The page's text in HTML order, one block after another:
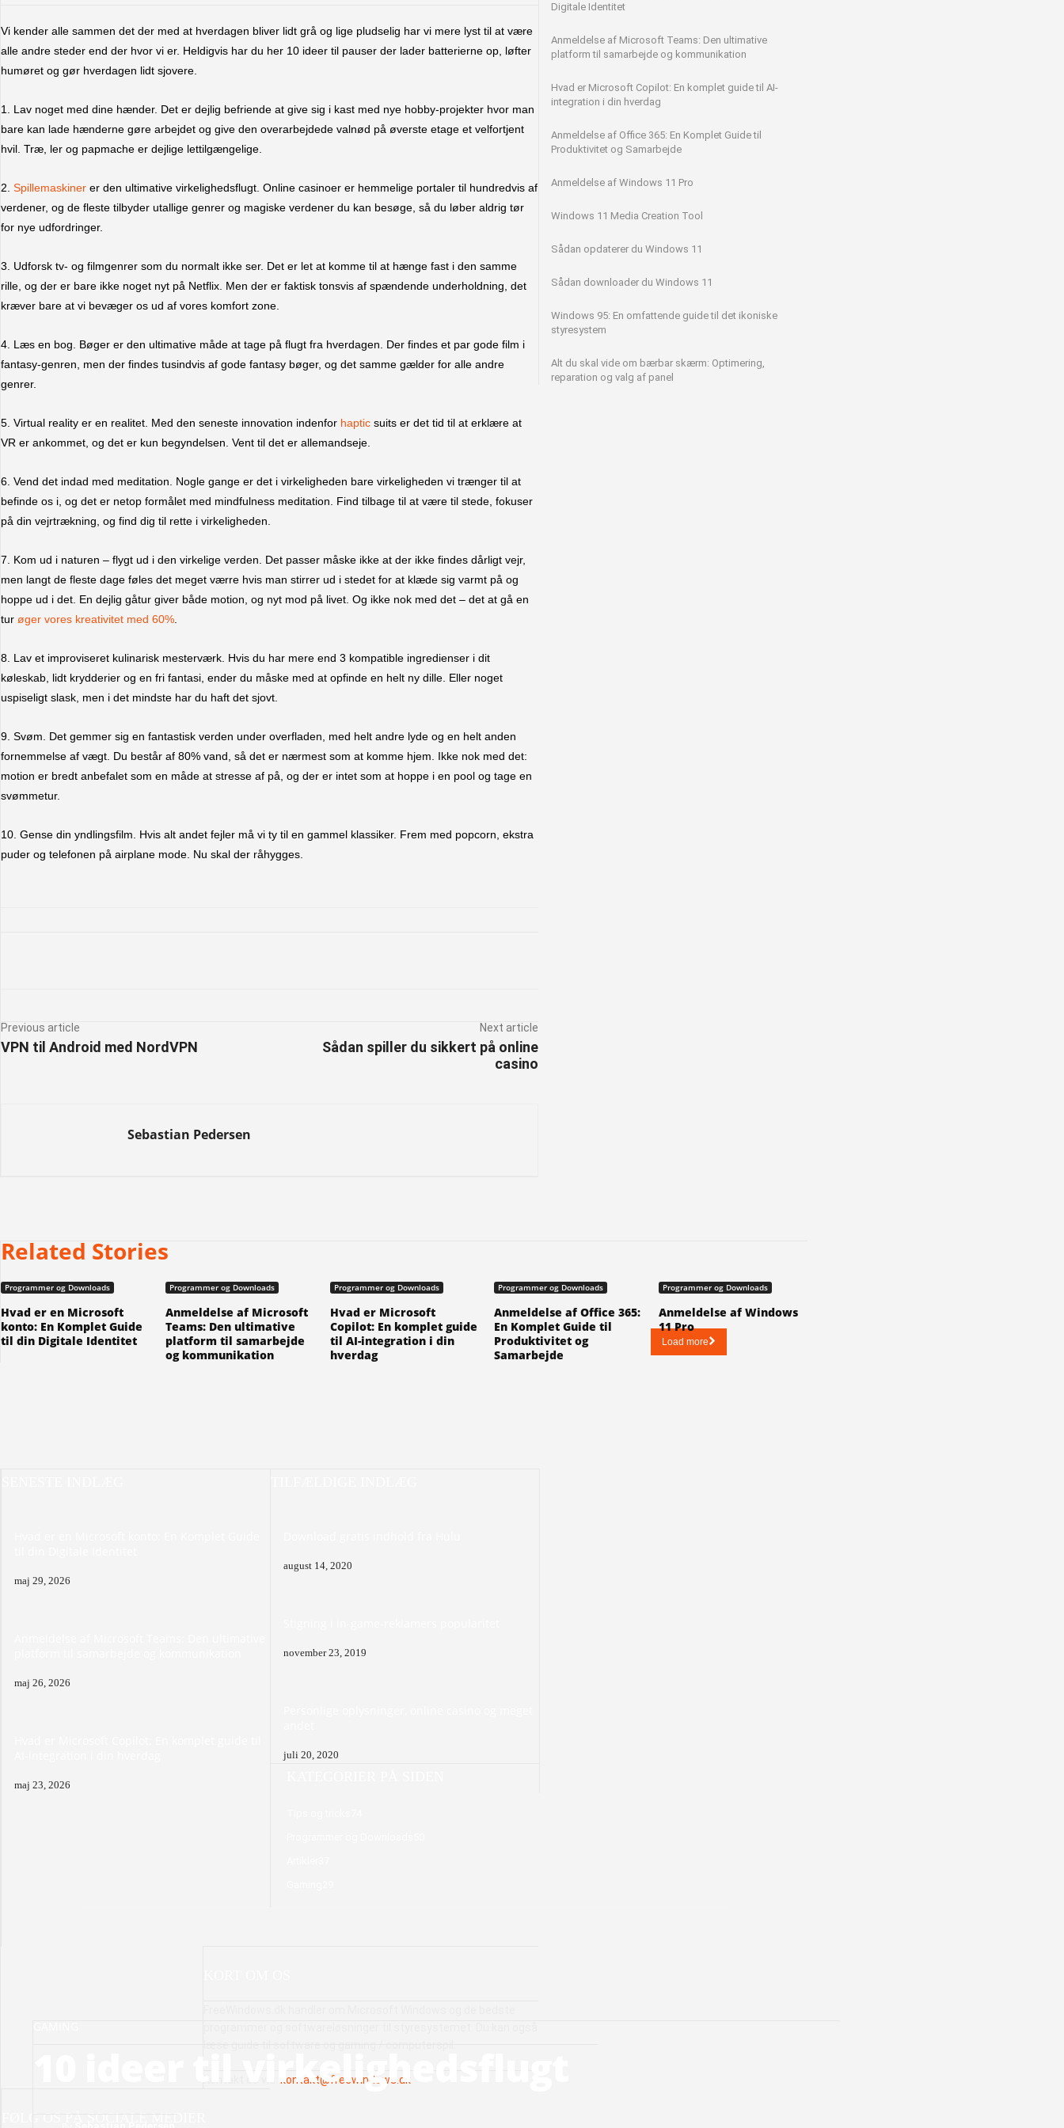
10 ideer til virkelighedsflugt
Vi kender alle sammen det der med at hverdagen bliver lidt grå og lige pludselig har vi mere lyst til at være
alle andre steder end der hvor vi er. Heldigvis har du her 10 ideer til pauser der lader batterierne op, løfter
humøret og gør hverdagen lidt sjovere.
1. Lav noget med dine hænder. Det er dejlig befriende at give sig i kast med nye hobby-projekter hvor man
bare kan lade hænderne gøre arbejdet og give den overarbejdede valnød på øverste etage et velfortjent
hvil. Træ, ler og papmache er dejlige lettilgængelige.
2. Spillemaskiner er den ultimative virkelighedsflugt. Online casinoer er hemmelige portaler til hundredvis af
verdener, og de fleste tilbyder utallige genrer og magiske verdener du kan besøge, så du løber aldrig tør
for nye udfordringer.
3. Udforsk tv- og filmgenrer som du normalt ikke ser. Det er let at komme til at hænge fast i den samme
rille, og der er bare ikke noget nyt på Netflix. Men der er faktisk tonsvis af spændende underholdning, det
kræver bare at vi bevæger os ud af vores komfort zone.
4. Læs en bog. Bøger er den ultimative måde at tage på flugt fra hverdagen. Der findes et par gode film i
fantasy-genren, men der findes tusindvis af gode fantasy bøger, og det samme gælder for alle andre
genrer.
5. Virtual reality er en realitet. Med den seneste innovation indenfor haptic suits er det tid til at erklære at
VR er ankommet, og det er kun begyndelsen. Vent til det er allemandseje.
6. Vend det indad med meditation. Nogle gange er det i virkeligheden bare virkeligheden vi trænger til at
befinde os i, og det er netop formålet med mindfulness meditation. Find tilbage til at være til stede, fokuser
på din vejrtrækning, og find dig til rette i virkeligheden.
7. Kom ud i naturen – flygt ud i den virkelige verden. Det passer måske ikke at der ikke findes dårligt vejr,
men langt de fleste dage føles det meget værre hvis man stirrer ud i stedet for at klæde sig varmt på og
hoppe ud i det. En dejlig gåtur giver både motion, og nyt mod på livet. Og ikke nok med det – det at gå en
tur øger vores kreativitet med 60%
8. Lav et improviseret kulinarisk mesterværk. Hvis du har mere end 3 kompatible ingredienser i dit
køleskab, lidt krydderier og en fri fantasi, ender du måske med at opfinde en helt ny dille. Eller noget
uspiseligt slask, men i det mindste har du haft det sjovt.
9. Svøm. Det gemmer sig en fantastisk verden under overfladen, med helt andre lyde og en helt anden
fornemmelse af vægt. Du består af 80% vand, så det er nærmest som at komme hjem. Ikke nok med det:
motion er bredt anbefalet som en måde at stresse af på, og der er intet som at hoppe i en pool og tage en
svømmetur.
10. Gense din yndlingsfilm. Hvis alt andet fejler må vi ty til en gammel klassiker. Frem med popcorn, ekstra
puder og telefonen på airplane mode. Nu skal der råhygges.
Previous article
VPN til Android med NordVPN
Next article
Sådan spiller du sikkert på online
casino
Sebastian Pedersen
Digitale Identitet
Anmeldelse af Microsoft Teams: Den ultimative
platform til samarbejde og kommunikation
Hvad er Microsoft Copilot: En komplet guide til AI-
integration i din hverdag
Anmeldelse af Office 365: En Komplet Guide til
Produktivitet og Samarbejde
Anmeldelse af Windows 11 Pro
Windows 11 Media Creation Tool
Sådan opdaterer du Windows 11
Sådan downloader du Windows 11
Windows 95: En omfattende guide til det ikoniske
styresystem
Alt du skal vide om bærbar skærm: Optimering,
reparation og valg af panel
Related Stories
Programmer og Downloads
Hvad er en Microsoft
konto: En Komplet Guide
til din Digitale Identitet
Programmer og Downloads
Anmeldelse af Microsoft
Teams: Den ultimative
platform til samarbejde
og kommunikation
Programmer og Downloads
Hvad er Microsoft
Copilot: En komplet guide
til AI-integration i din
hverdag
Programmer og Downloads
Anmeldelse af Office 365:
En Komplet Guide til
Produktivitet og
Samarbejde
Programmer og Downloads
Anmeldelse af Windows
11 Pro
Load more
maj 29, 2026
maj 26, 2026
maj 23, 2026
august 14, 2020
november 23, 2019
juli 20, 2020
Kontakt os via: kontakt@freewindows.dk
FØLG OS PÅ SOCIALE MEDIER